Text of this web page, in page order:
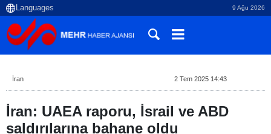
9 Ağu 2026
İran 2 Tem 2025 14:43
İran: UAEA raporu, İsrail ve ABD
saldırılarına bahane oldu